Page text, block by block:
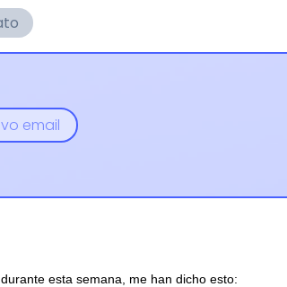
email
esta semana, me han dicho esto: